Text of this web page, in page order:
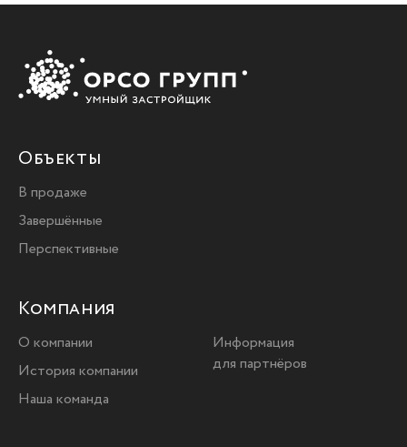
Объекты
В продаже
Завершённые
Перспективные
Компания
О компании
История компании
Наша команда
Информация
для партнёров